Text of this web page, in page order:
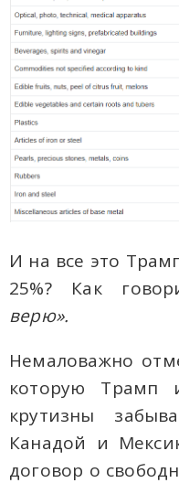
И на все это
25%? Как
верю».
Немаловажно
которую Трамп
крутизны
Канадой и
договор о